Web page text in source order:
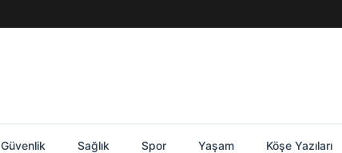
Güvenlik Sağlık Spor Yaşam Köşe Yazıları